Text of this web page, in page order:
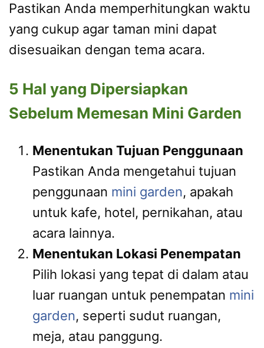
Pastikan Anda memperhitungkan waktu
yang cukup agar taman mini dapat
disesuaikan dengan tema acara.
5 Hal yang Dipersiapkan
Sebelum Memesan Mini Garden
Menentukan Tujuan Penggunaan
Pastikan Anda mengetahui tujuan
penggunaan mini garden, apakah
untuk kafe, hotel, pernikahan, atau
acara lainnya.
Menentukan Lokasi Penempatan
Pilih lokasi yang tepat di dalam atau
luar ruangan untuk penempatan mini
garden, seperti sudut ruangan,
meja, atau panggung.